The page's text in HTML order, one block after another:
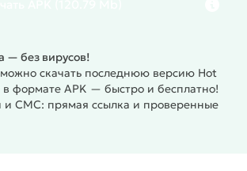
— без вирусов!
скачать последнюю версию Hot
в формате APK — быстро и бесплатно!
и СМС: прямая ссылка и проверенные